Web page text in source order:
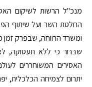
מנכ"ל הרשות לשיקום
החלטת השר ועל שיתוף
ומשרד הרווחה, שבפרק
שברור כי ללא תעסוקה,
האסירים המשוחררים
יתרום לצמיחה הכלכלית,